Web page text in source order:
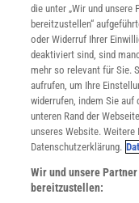
Für Sie im
die unter „Wir und unsere
bereitzustellen“
oder Widerruf Ihrer
deaktiviert sind, sind
mehr so relevant für Sie.
aufrufen, um Ihre
widerrufen, indem Sie auf
unteren Rand der
unseres Website.
Datenschutzerklärung.
Wir und unsere
bereitzustellen: